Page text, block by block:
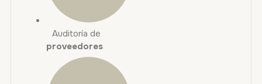
Auditoría de
proveedores